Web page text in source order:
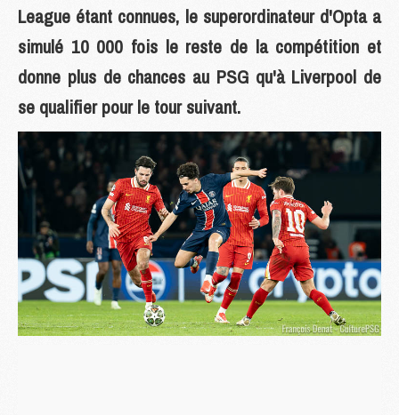
League étant connues, le superordinateur d'Opta a
simulé 10 000 fois le reste de la compétition et
donne plus de chances au PSG qu'à Liverpool de
se qualifier pour le tour suivant.